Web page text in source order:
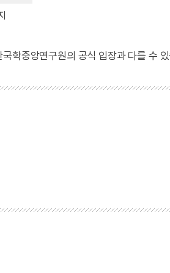
학중앙연구원의 공식 입장과 다를 수